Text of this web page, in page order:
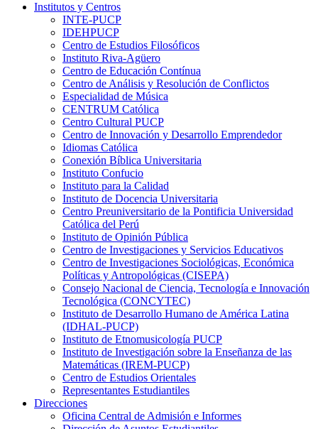
Institutos y Centros
INTE-PUCP
IDEHPUCP
Centro de Estudios Filosóficos
Instituto Riva-Agüero
Centro de Educación Contínua
Centro de Análisis y Resolución de Conflictos
Especialidad de Música
CENTRUM Católica
Centro Cultural PUCP
Centro de Innovación y Desarrollo Emprendedor
Idiomas Católica
Conexión Bíblica Universitaria
Instituto Confucio
Instituto para la Calidad
Instituto de Docencia Universitaria
Centro Preuniversitario de la Pontificia Universidad
Católica del Perú
Instituto de Opinión Pública
Centro de Investigaciones y Servicios Educativos
Centro de Investigaciones Sociológicas, Económica
Políticas y Antropológicas (CISEPA)
Consejo Nacional de Ciencia, Tecnología e Innovación
Tecnológica (CONCYTEC)
Instituto de Desarrollo Humano de América Latina
(IDHAL-PUCP)
Instituto de Etnomusicología PUCP
Instituto de Investigación sobre la Enseñanza de las
Matemáticas (IREM-PUCP)
Centro de Estudios Orientales
Representantes Estudiantiles
Direcciones
Oficina Central de Admisión e Informes